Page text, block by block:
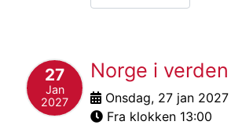
27
Jan
2027
Norge i verden
Onsdag, 27 jan 2027
Fra klokken 13:00